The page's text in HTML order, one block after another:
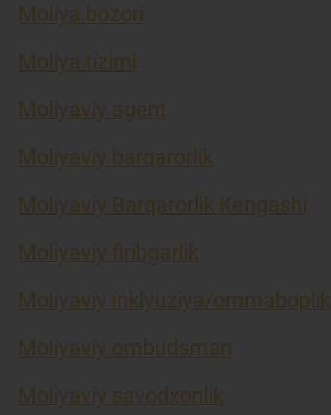
Moliya bozori
Moliya tizimi
Moliyaviy agent
Moliyaviy barqarorlik
Moliyaviy Barqarorlik Kengashi
Moliyaviy firibgarlik
Moliyaviy inklyuziya/ommaboplik
Moliyaviy ombudsman
Moliyaviy savodxonlik